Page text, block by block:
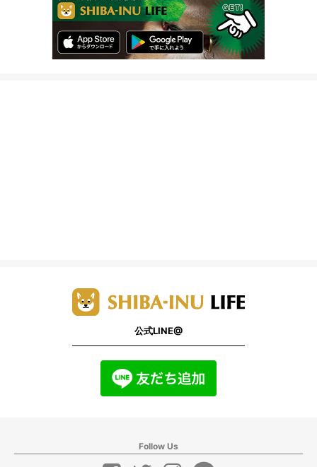
公式LINE@
Follow Us